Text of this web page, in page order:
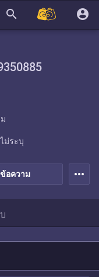
search account_circle
อความ
ไม่ระบุ
more_horiz